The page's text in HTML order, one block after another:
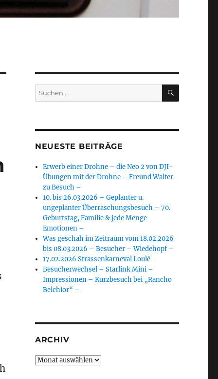
Suchen
nach:
SUCHEN
NEUESTE BEITRÄGE
Erwerb einer Drohne – die Neo 2 von DJI-
Übungen mit der Drohne – Freund Walter
zu Besuch –
10. bis 26.03.2026 – Geplanter u.
ungeplanter Überraschungsbesuch – 70.
Geburtstag, Familie & jede Menge
Emotionen –
Was geschah im Zeitraum vom 18.02.2026
bis 08.03.2026 – Besucher – Wiedehopf –
17.02.2026 Strassenkarneval Loulé
Besucherwechsel – Starlink Mini –
Impressionen – Kurzbesuch bei „Rancho
Belchior“ –
ARCHIV
Archiv